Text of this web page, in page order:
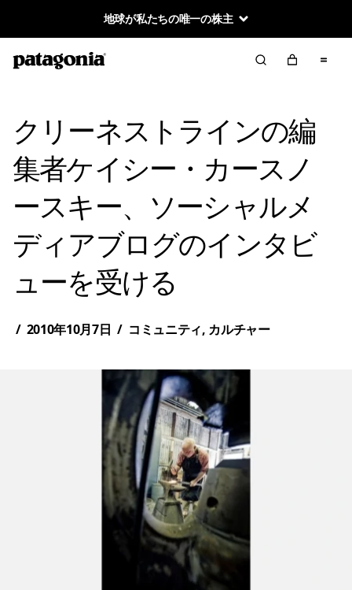
地球が私たちの唯一の株主
クリーネストラインの編
集者ケイシー・カースノ
ースキー、ソーシャルメ
ディアブログのインタビ
ューを受ける
/ 2010年10月7日 / コミュニティ, カルチャー